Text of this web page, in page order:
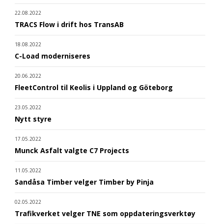
22.08.2022
TRACS Flow i drift hos TransAB
18.08.2022
C-Load moderniseres
20.06.2022
FleetControl til Keolis i Uppland og Göteborg
23.05.2022
Nytt styre
17.05.2022
Munck Asfalt valgte C7 Projects
11.05.2022
Sandåsa Timber velger Timber by Pinja
02.05.2022
Trafikverket velger TNE som oppdateringsverktøy